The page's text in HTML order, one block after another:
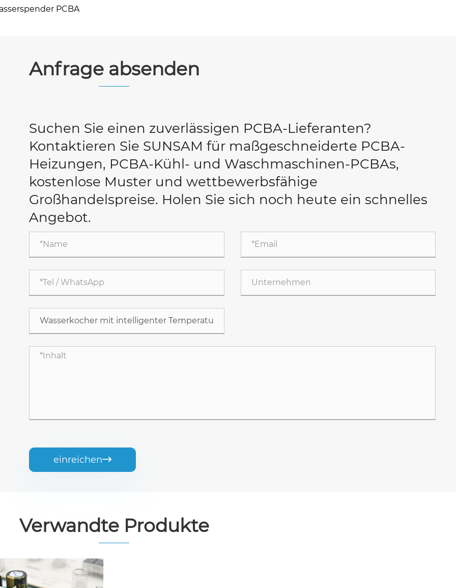
PCBA
Anfrage absenden
Suchen Sie einen zuverlässigen PCBA-Lieferanten?
Kontaktieren Sie SUNSAM für maßgeschneiderte PCBA-
Heizungen, PCBA-Kühl- und Waschmaschinen-PCBAs,
kostenlose Muster und wettbewerbsfähige
Großhandelspreise. Holen Sie sich noch heute ein schnelles
Angebot.
einreichen
Verwandte Produkte